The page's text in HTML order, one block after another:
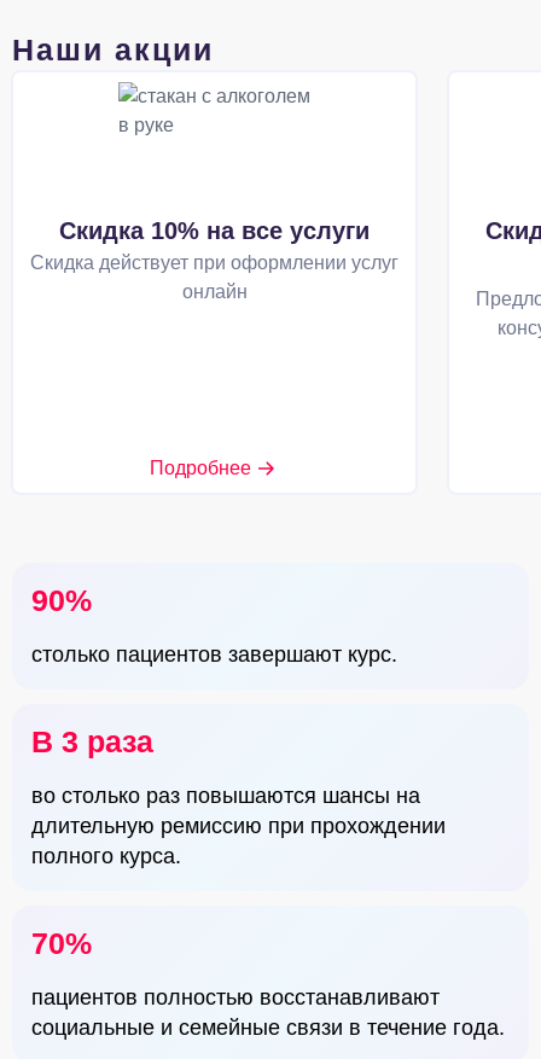
Наши акции
Скидка 10% на все услуги
Скидка действует при оформлении услуг
онлайн
Подробнее
90%
столько пациентов завершают курс.
В 3 раза
во столько раз повышаются шансы на
длительную ремиссию при прохождении
полного курса.
70%
пациентов полностью восстанавливают
социальные и семейные связи в течение года.